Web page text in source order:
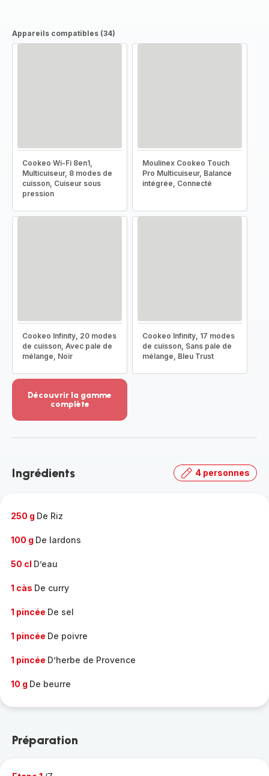
Appareils compatibles (34)
Cookeo Wi-Fi 8en1,
Multicuiseur, 8 modes de
cuisson, Cuiseur sous
pression
Moulinex Cookeo Touch
Pro Multicuiseur, Balance
intégrée, Connecté
Cookeo Infinity, 20 modes
de cuisson, Avec pale de
mélange, Noir
Cookeo Infinity, 17 modes
de cuisson, Sans pale de
mélange, Bleu Trust
Découvrir la gamme
complète
-
gamme
Ingrédients 4 personnes
250 g De Riz
100 g De lardons
50 cl D’eau
1 càs De curry
1 pincée De sel
1 pincée De poivre
1 pincée D’herbe de Provence
10 g De beurre
Préparation